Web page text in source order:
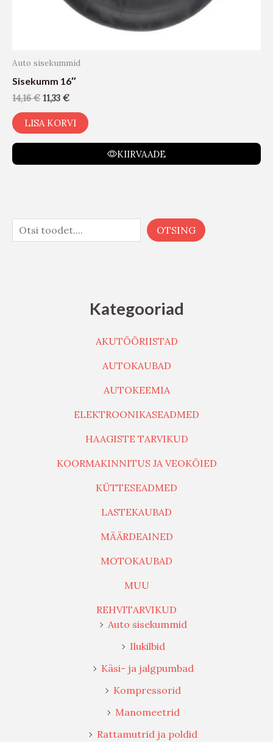
OTSING
Kategooriad
AKUTÖÖRIISTAD
AUTOKAUBAD
AUTOKEEMIA
ELEKTROONIKASEADMED
HAAGISTE TARVIKUD
KOORMAKINNITUS JA VEOKÖIED
KÜTTESEADMED
LASTEKAUBAD
MÄÄRDEAINED
MOTOKAUBAD
MUU
REHVITARVIKUD
Auto sisekummid
Ilukilbid
Käsi- ja jalgpumbad
Kompressorid
Manomeetrid
Rattamutrid ja poldid
Auto sisekummid
Sisekumm 16″
14,16€ 11,33 €
LISA KORVI
KIIRVAADE